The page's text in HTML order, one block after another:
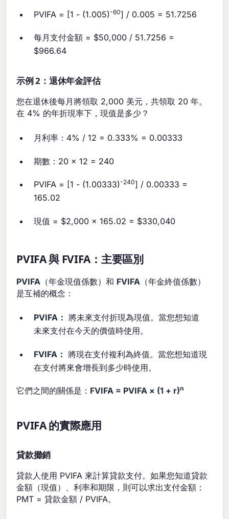
PVIFA = [1 - (1.005)-60] / 0.005 = 51.7256
每月支付金額 = $50,000 / 51.7256 =
$966.64
示例 2：退休年金評估
您在退休後每月將領取 2,000 美元，共領取 20 年。
在 4% 的年折現率下，現值是多少？
月利率：4% / 12 = 0.333% = 0.00333
期數：20 × 12 = 240
PVIFA = [1 - (1.00333)-240] / 0.00333 =
165.02
現值 = $2,000 × 165.02 = $330,040
PVIFA 與 FVIFA：主要區別
PVIFA （年金現值係數）和 FVIFA （年金終值係數）
是互補的概念：
PVIFA： 將未來支付折現為現值。當您想知道
未來支付在今天的價值時使用。
FVIFA： 將現在支付複利為終值。當您想知道現
在支付將來會增長到多少時使用。
它們之間的關係是： FVIFA = PVIFA × (1 + r)n
PVIFA 的實際應用
貸款攤銷
貸款人使用 PVIFA 來計算貸款支付。如果您知道貸款
金額（現值）、利率和期限，則可以求出支付金額：
PMT = 貸款金額 / PVIFA。